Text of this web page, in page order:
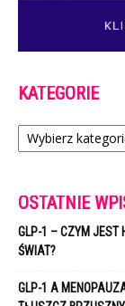
KATEGORIE
Kategorie
OSTATNIE
GLP-1 – CZYM JEST
ŚWIAT?
GLP-1 A